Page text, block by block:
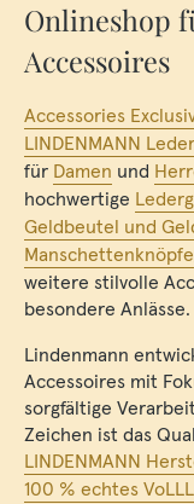
Onlineshop
Accessoires
Accessories
LINDENMANN
für Damen und
hochwertige
Geldbeutel und
Manschettenknöpfe
weitere stilvolle
besondere Anlässe.
Lindenmann
Accessoires mit
sorgfältige
Zeichen ist das
LINDENMANN
100 % echtes